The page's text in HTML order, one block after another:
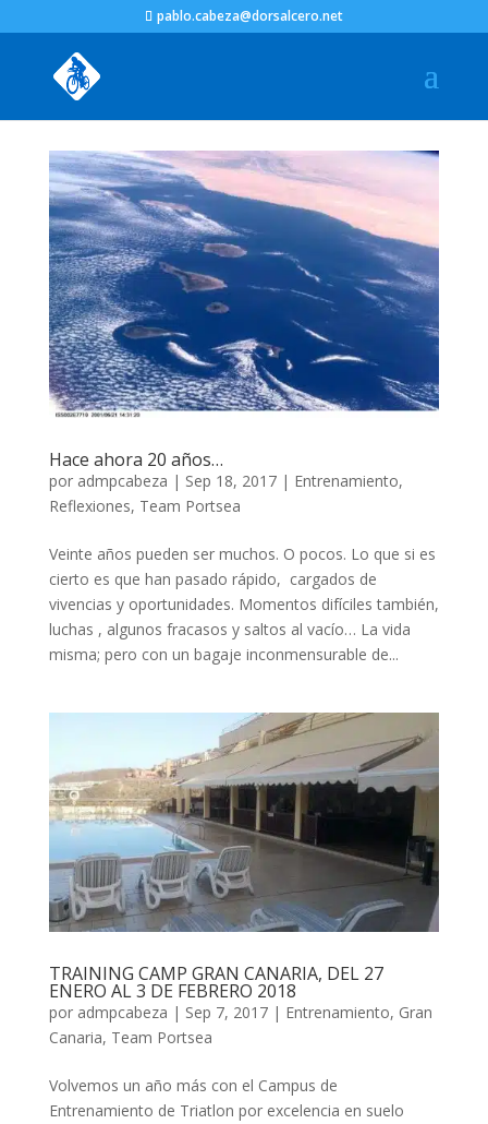
pablo.cabeza@dorsalcero.net
Hace ahora 20 años…
por admpcabeza | Sep 18, 2017| Entrenamiento,
Reflexiones, Team Portsea
Veinte años pueden ser muchos. O pocos. Lo que si es
cierto es que han pasado rápido, cargados de
vivencias y oportunidades. Momentos difíciles también,
luchas , algunos fracasos y saltos al vacío… La vida
misma; pero con un bagaje inconmensurable de...
TRAINING CAMP GRAN CANARIA, DEL 27
ENERO AL 3 DE FEBRERO 2018
por admpcabeza | Sep 7, 2017| Entrenamiento, Gran
Canaria, Team Portsea
Volvemos un año más con el Campus de
Entrenamiento de Triatlon por excelencia en suelo